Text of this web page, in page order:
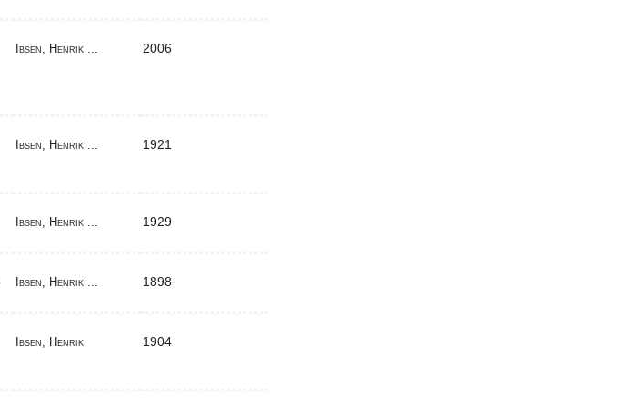
Ibsen, Henrik ... 2006
Ibsen, Henrik ... 1921
Ibsen, Henrik ... 1929
Ibsen, Henrik ... 1898
Ibsen, Henrik 1904